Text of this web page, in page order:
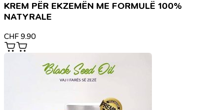
KREM PËR EKZEMËN ME FORMULË 100%
NATYRALE
CHF 9.90